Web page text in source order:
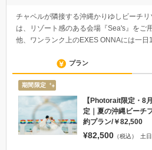
チャペルが隣接する沖縄かりゆしビーチ
は、リゾート感のある会場『Sea's』をご
他、ワンランク上のEXES ONNAには一日
プラン
期間限定
【Photorait限定・8
定｜夏の沖縄ビーチ
約プラン/￥82,500
¥82,500 （税込） 土